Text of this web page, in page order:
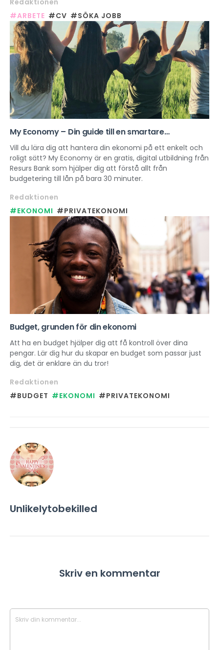
#ARBETE #CV #SÖKA JOBB
My Economy – Din guide till en smartare
vardagsekonomi
Vill du lära dig att hantera din ekonomi på ett enkelt och
roligt sätt? My Economy är en gratis, digital utbildning från
Resurs Bank som hjälper dig att förstå allt från
budgetering till lån på bara 30 minuter.
Redaktionen
#EKONOMI #PRIVATEKONOMI
Budget, grunden för din ekonomi
Att ha en budget hjälper dig att få kontroll över dina
pengar. Lär dig hur du skapar en budget som passar just
dig, det är enklare än du tror!
Redaktionen
#BUDGET #EKONOMI #PRIVATEKONOMI
Unlikelytobekilled
Skriv en kommentar